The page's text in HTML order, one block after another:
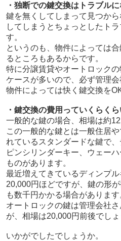
・独断での鍵交換はトラブルに
鍵を無くしてしまって見つか
してしまうとちょっとしたト
す。
というのも、物件によっては
るところもあるからです。
特に分譲賃貸やオートロック
ケースが多いので、必ず管理会
物件によっては快く鍵交換を
・鍵交換の費用っていくらくら
一般的な鍵の場合、相場は約
この一般的な鍵とは一般住居
れているスタンダードな鍵で、
ピンシリンダーキー、ウェー
ものがあります。
最近増えてきているディンプ
20,000円ほどですが、鍵の形
も数千円かかる場合があります
オートロックの鍵は管理会社
が、相場は20,000円前後でしょ
いかがでしたでしょうか。